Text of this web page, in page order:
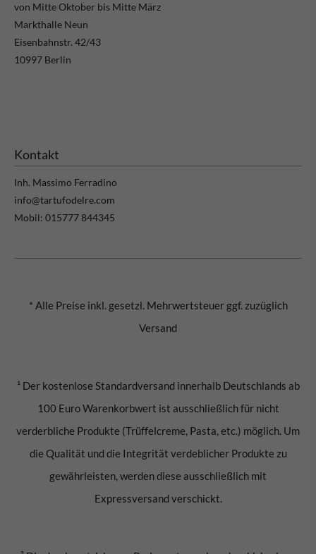
von Mitte Oktober bis Mitte März
Markthalle Neun
Eisenbahnstr. 42/43
10997 Berlin
Kontakt
Inh. Massimo Ferradino
info@tartufodelre.com
Mobil: 015777 844345
* Alle Preise inkl. gesetzl. Mehrwertsteuer ggf. zuzüglich
Versand
¹ Der kostenlose Standardversand innerhalb Deutschlands ab
100 Euro Warenkorbwert ist ausschließlich für nicht
verderbliche Produkte (Trüffelcreme, Pasta, etc.) möglich. Um
die Qualität und die Integrität verdeblicher Produkte zu
gewährleisten, werden diese ausschließlich mit
Expressversand verschickt.